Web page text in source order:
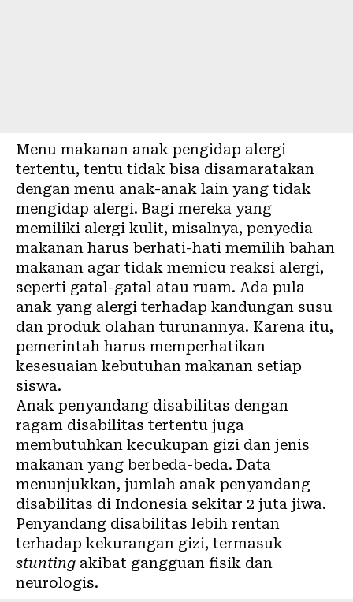
Menu makanan anak pengidap alergi
tertentu, tentu tidak bisa disamaratakan
dengan menu anak-anak lain yang tidak
mengidap alergi. Bagi mereka yang
memiliki alergi kulit, misalnya, penyedia
makanan harus berhati-hati memilih bahan
makanan agar tidak memicu reaksi alergi,
seperti gatal-gatal atau ruam. Ada pula
anak yang alergi terhadap kandungan susu
dan produk olahan turunannya. Karena itu,
pemerintah harus memperhatikan
kesesuaian kebutuhan makanan setiap
siswa.
Anak penyandang disabilitas dengan
ragam disabilitas tertentu juga
membutuhkan kecukupan gizi dan jenis
makanan yang berbeda-beda. Data
menunjukkan, jumlah anak penyandang
disabilitas di Indonesia sekitar 2 juta jiwa.
Penyandang disabilitas lebih rentan
terhadap kekurangan gizi, termasuk
stunting akibat gangguan fisik dan
neurologis.